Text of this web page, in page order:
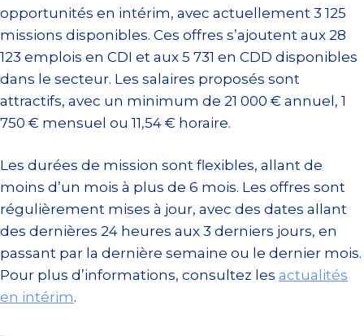
opportunités en intérim, avec actuellement 3 125
missions disponibles. Ces offres s’ajoutent aux 28
123 emplois en CDI et aux 5 731 en CDD disponibles
dans le secteur. Les salaires proposés sont
attractifs, avec un minimum de 21 000 € annuel, 1
750 € mensuel ou 11,54 € horaire.
Les durées de mission sont flexibles, allant de
moins d’un mois à plus de 6 mois. Les offres sont
régulièrement mises à jour, avec des dates allant
des dernières 24 heures aux 3 derniers jours, en
passant par la dernière semaine ou le dernier mois.
Pour plus d’informations, consultez les actualités
en intérim.